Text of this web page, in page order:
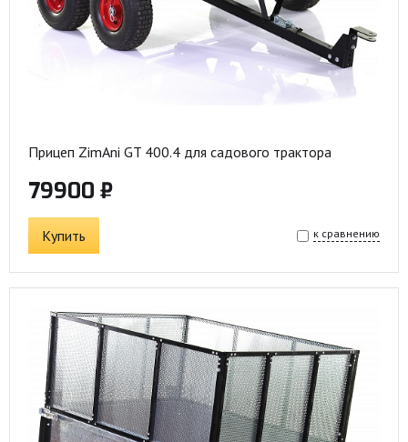
Прицеп ZimAni GT 400.4 для садового трактора
79900 ₽
Купить к сравнению